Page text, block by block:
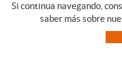
CATEGORIAS
Si continua navegando,
saber más sobre